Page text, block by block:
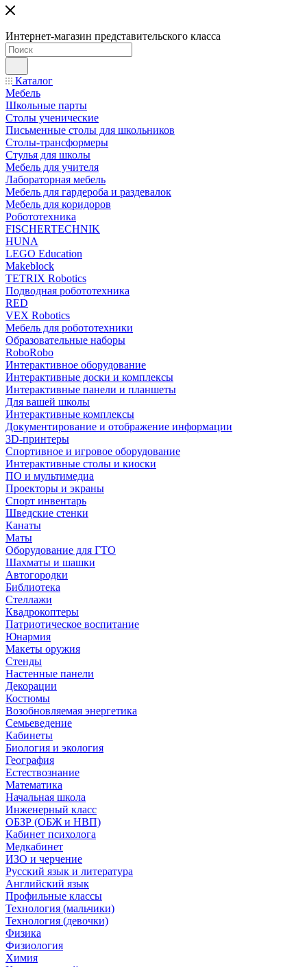
Интернет-магазин представительского класса
Каталог
Мебель
Школьные парты
Столы ученические
Письменные столы для школьников
Столы-трансформеры
Стулья для школы
Мебель для учителя
Лабораторная мебель
Мебель для гардероба и раздевалок
Мебель для коридоров
Робототехника
FISCHERTECHNIK
HUNA
LEGO Education
Makeblock
TETRIX Robotics
Подводная робототехника
RED
VEX Robotics
Мебель для робототехники
Образовательные наборы
RoboRobo
Интерактивное оборудование
Интерактивные доски и комплексы
Интерактивные панели и планшеты
Для вашей школы
Интерактивные комплексы
Документирование и отображение информации
3D-принтеры
Спортивное и игровое оборудование
Интерактивные столы и киоски
ПО и мультимедиа
Проекторы и экраны
Спорт инвентарь
Шведские стенки
Канаты
Маты
Оборудование для ГТО
Шахматы и шашки
Автогородки
Библиотека
Стеллажи
Квадрокоптеры
Патриотическое воспитание
Юнармия
Макеты оружия
Стенды
Настенные панели
Декорации
Костюмы
Возобновляемая энергетика
Семьеведение
Кабинеты
Биология и экология
География
Естествознание
Математика
Начальная школа
Инженерный класс
ОБЗР (ОБЖ и НВП)
Кабинет психолога
Медкабинет
ИЗО и черчение
Русский язык и литература
Английский язык
Профильные классы
Технология (мальчики)
Технология (девочки)
Физика
Физиология
Химия